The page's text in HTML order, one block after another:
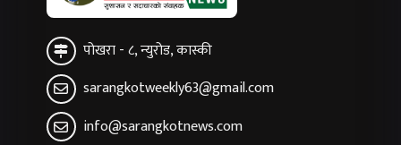
पोखरा - ८, न्युरोड, कास्की
sarangkotweekly63@gmail.com
info@sarangkotnews.com